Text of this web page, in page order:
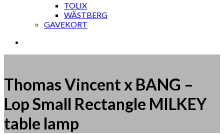
TOLIX
WÄSTBERG
GAVEKORT
Thomas Vincent x BANG –
Lop Small Rectangle MILKEY
table lamp